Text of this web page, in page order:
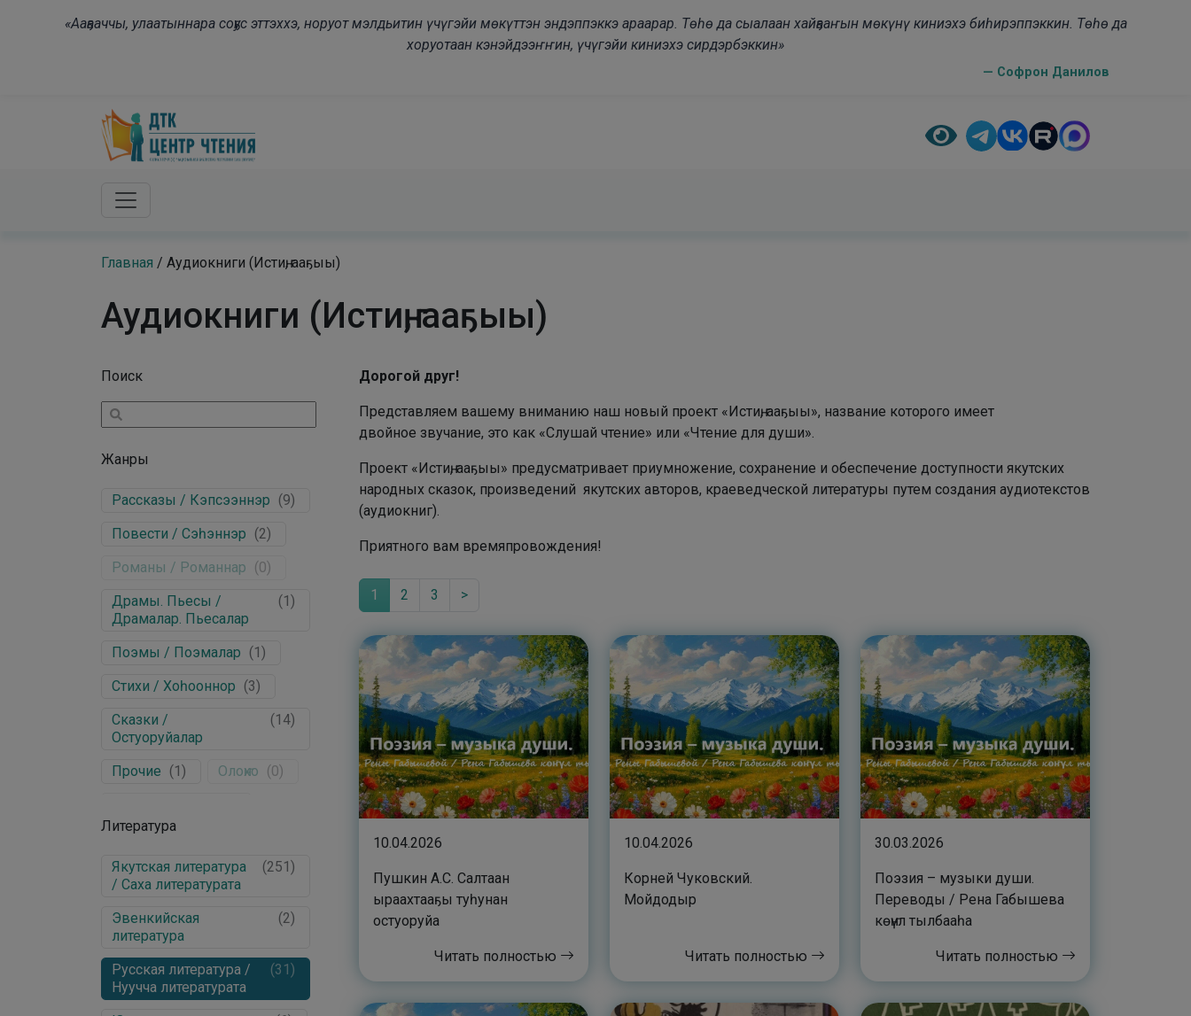
«Ааҕааччы, улаатыннара соҕус эттэххэ, норуот мэлдьитин үчүгэйи мөкүттэн эндэппэккэ араарар. Төһө да сыалаан хайҕааҥын мөкүнү киниэхэ биһирэппэккин. Төһө да
хоруотаан кэнэйдээҥҥин, үчүгэйи киниэхэ сирдэрбэккин»
— Софрон Данилов
Главная / Аудиокниги (Истиҥ, ааҕыы)
Аудиокниги (Истиҥ, ааҕыы)
Дорогой друг!
Представляем вашему вниманию наш новый проект «Истиҥ, ааҕыы», название которого имеет
двойное звучание, это как «Слушай чтение» или «Чтение для души».
Проект «Истиҥ, ааҕыы» предусматривает приумножение, сохранение и обеспечение доступности якутских
народных сказок, произведений якутских авторов, краеведческой литературы путем создания аудиотекстов
(аудиокниг).
Приятного вам времяпровождения!
1 2 3 >
10.04.2026
Пушкин А.С. Салтаан
ыраахтааҕы туһунан
остуоруйа
Читать полностью
10.04.2026
Корней Чуковский.
Мойдодыр
Читать полностью
30.03.2026
Поэзия – музыки души.
Переводы / Рена Габышева
көҥүл тылбааһа
Читать полностью
Поиск
Жанры
Рассказы / Кэпсээннэр (9)
Повести / Сэһэннэр (2)
Романы / Романнар (0)
Драмы. Пьесы /
Драмалар. Пьесалар
(1)
Поэмы / Поэмалар (1)
Стихи / Хоһооннор (3)
Сказки /
Остуоруйалар
(14)
Прочие (1) Олоҥхо (0)
Литература
Якутская литература
/ Саха литературата
(251)
Эвенкийская
литература
(2)
Русская литература /
Нуучча литературата
(31)